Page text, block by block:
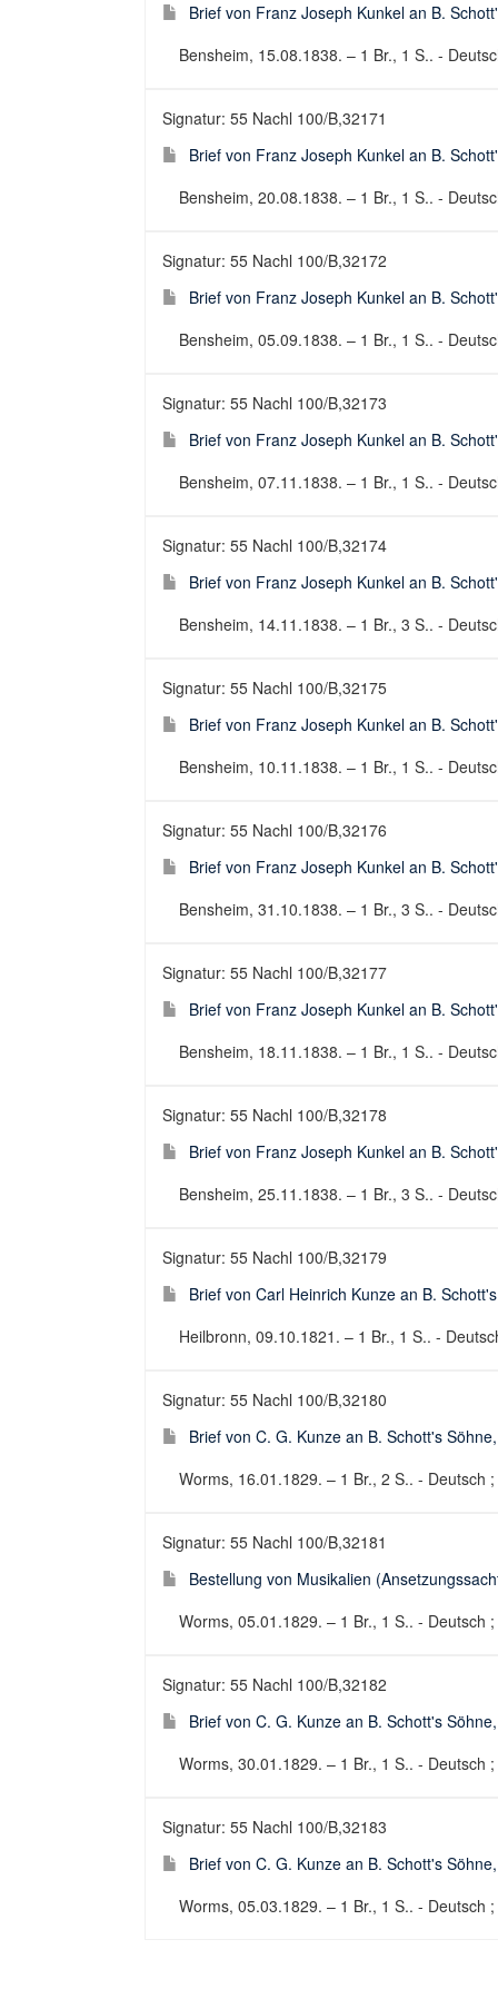
Brief von Franz Joseph Kunkel an B.
Bensheim, 15.08.1838. – 1 Br., 1 S.. -
Signatur: 55 Nachl 100/B,32171
Brief von Franz Joseph Kunkel an B.
Bensheim, 20.08.1838. – 1 Br., 1 S.. -
Signatur: 55 Nachl 100/B,32172
Brief von Franz Joseph Kunkel an B.
Bensheim, 05.09.1838. – 1 Br., 1 S.. -
Signatur: 55 Nachl 100/B,32173
Brief von Franz Joseph Kunkel an B.
Bensheim, 07.11.1838. – 1 Br., 1 S.. -
Signatur: 55 Nachl 100/B,32174
Brief von Franz Joseph Kunkel an B.
Bensheim, 14.11.1838. – 1 Br., 3 S.. -
Signatur: 55 Nachl 100/B,32175
Brief von Franz Joseph Kunkel an B.
Bensheim, 10.11.1838. – 1 Br., 1 S.. -
Signatur: 55 Nachl 100/B,32176
Brief von Franz Joseph Kunkel an B.
Bensheim, 31.10.1838. – 1 Br., 3 S.. -
Signatur: 55 Nachl 100/B,32177
Brief von Franz Joseph Kunkel an B.
Bensheim, 18.11.1838. – 1 Br., 1 S.. -
Signatur: 55 Nachl 100/B,32178
Brief von Franz Joseph Kunkel an B.
Bensheim, 25.11.1838. – 1 Br., 3 S.. -
Signatur: 55 Nachl 100/B,32179
Brief von Carl Heinrich Kunze an B.
Heilbronn, 09.10.1821. – 1 Br., 1 S.. -
Signatur: 55 Nachl 100/B,32180
Brief von C. G. Kunze an B. Schott's
Worms, 16.01.1829. – 1 Br., 2 S.. - Deutsch
Signatur: 55 Nachl 100/B,32181
Bestellung von Musikalien
Worms, 05.01.1829. – 1 Br., 1 S.. - Deutsch
Signatur: 55 Nachl 100/B,32182
Brief von C. G. Kunze an B. Schott's
Worms, 30.01.1829. – 1 Br., 1 S.. - Deutsch
Signatur: 55 Nachl 100/B,32183
Brief von C. G. Kunze an B. Schott's
Worms, 05.03.1829. – 1 Br., 1 S.. - Deutsch